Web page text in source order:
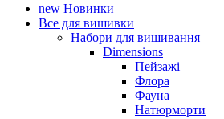
new Новинки
Все для вишивки
Набори для вишивання
Dimensions
Пейзажі
Флора
Фауна
Натюрморти